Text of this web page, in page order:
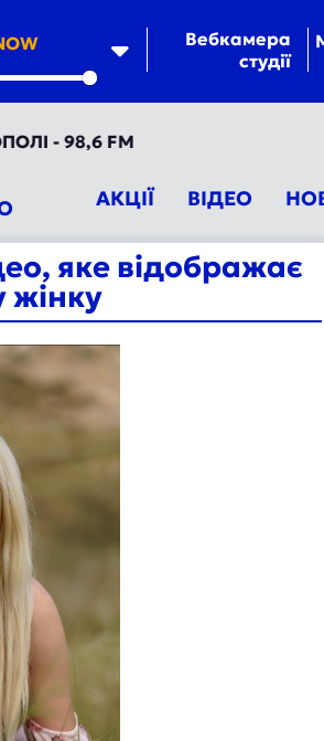
Вебкамера
студії
FM
АКЦІЇ ВІДЕО
яке відображає
жінку